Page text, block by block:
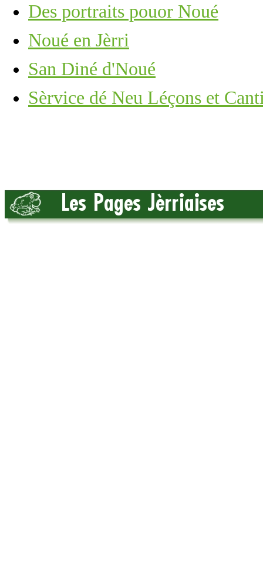
Des portraits pouor Noué
Noué en Jèrri
San Diné d'Noué
Sèrvice dé Neu Léçons et